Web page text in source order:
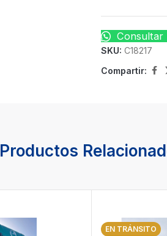
Consultar
SKU: C18217
Compartir:
Productos
EN TRÁNSITO